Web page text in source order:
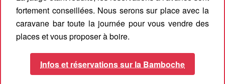
fortement conseillées. Nous serons sur place avec la
caravane bar toute la journée pour vous vendre des
places et vous proposer à boire.
Infos et réservations sur la Bamboche